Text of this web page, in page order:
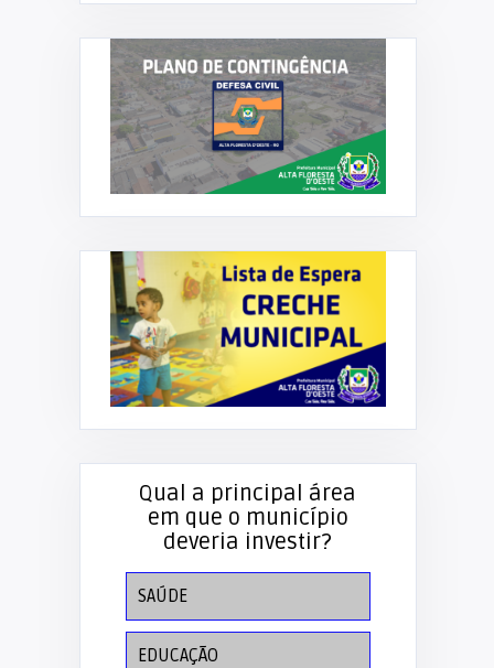
Qual a principal área
em que o município
deveria investir?
SAÚDE
EDUCAÇÃO